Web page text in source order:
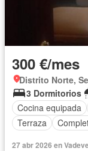
300 €/mes
Distrito Norte,
3 Dormitorios
Cocina equipada
Terraza
27 abr 2026 en